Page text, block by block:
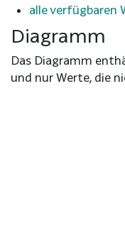
alle verfügbaren
Diagramm
Das Diagramm
und nur Werte, die